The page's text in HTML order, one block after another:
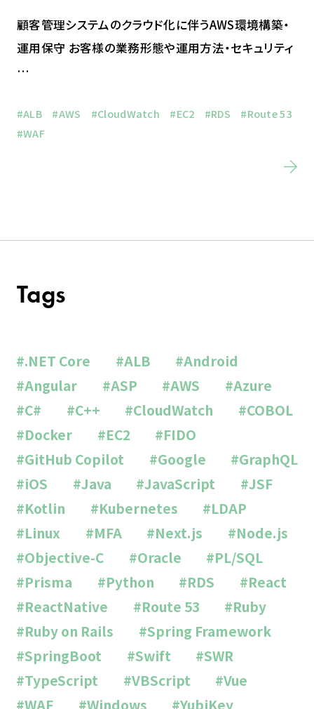
顧客管理システムのクラウド化に伴うAWS環境構築・
運用保守 お客様の業務形態や運用方法・セキュリティ
…
#ALB #AWS #CloudWatch #EC2 #RDS
#Route 53
#WAF
Tags
#.NET Core #ALB
#Android
#Angular
#ASP #AWS
#Azure
#C#
#C++ #CloudWatch
#COBOL
#Docker
#EC2
#FIDO
#GitHub Copilot
#Google
#GraphQL
#iOS
#Java #JavaScript
#JSF
#Kotlin
#Kubernetes
#LDAP
#Linux
#MFA #Next.js
#Node.js
#Objective-C
#Oracle
#PL/SQL
#Prisma
#Python #RDS
#React
#ReactNative
#Route 53
#Ruby
#Ruby on Rails
#Spring Framework
#SpringBoot
#Swift
#SWR
#TypeScript
#VBScript
#Vue
#WAF
#Windows
#YubiKey